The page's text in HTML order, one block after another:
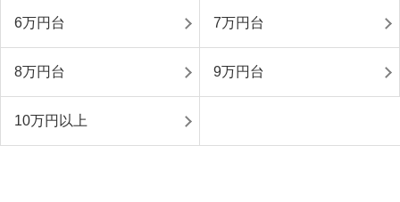
6万円台 7万円台
8万円台 9万円台
10万円以上